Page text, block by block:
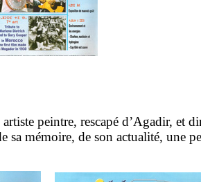
peintre, rescapé d’Agadir, et
sa mémoire, de son actualité, une